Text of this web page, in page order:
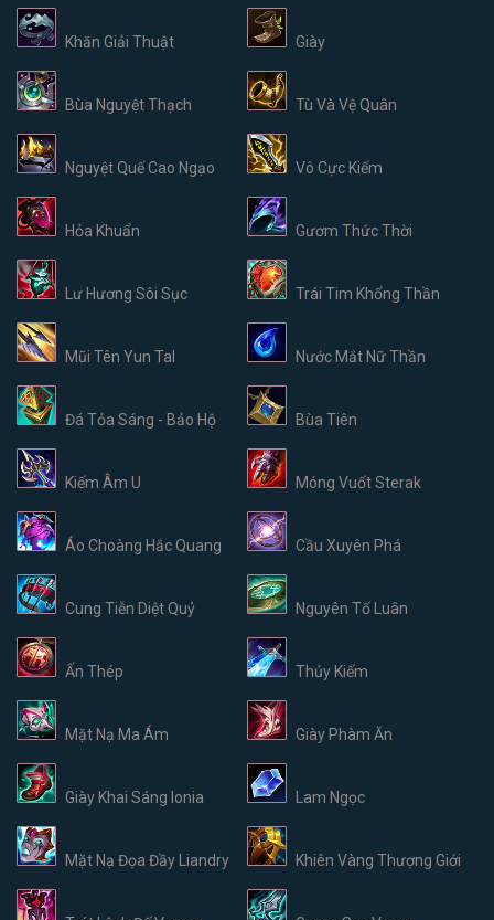
Khăn Giải Thuật Giày
Bùa Nguyệt Thạch Tù Và Vệ Quân
Nguyệt Quế Cao Ngạo Vô Cực Kiếm
Hỏa Khuẩn Gươm Thức Thời
Lư Hương Sôi Sục Trái Tim Khổng Thần
Mũi Tên Yun Tal Nước Mắt Nữ Thần
Đá Tỏa Sáng - Bảo Hộ Bùa Tiên
Kiếm Âm U Móng Vuốt Sterak
Áo Choàng Hắc Quang Cầu Xuyên Phá
Cung Tiễn Diệt Quỷ Nguyên Tố Luân
Ấn Thép Thủy Kiếm
Mặt Nạ Ma Ám Giày Phàm Ăn
Giày Khai Sáng Ionia Lam Ngọc
Mặt Nạ Đọa Đầy Liandry Khiên Vàng Thượng Giới